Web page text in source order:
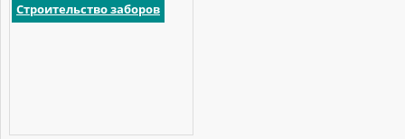
Строительство заборов